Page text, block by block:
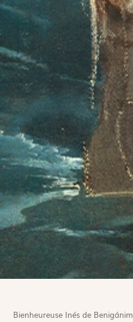
Bienheureuse Inés de Benigánim